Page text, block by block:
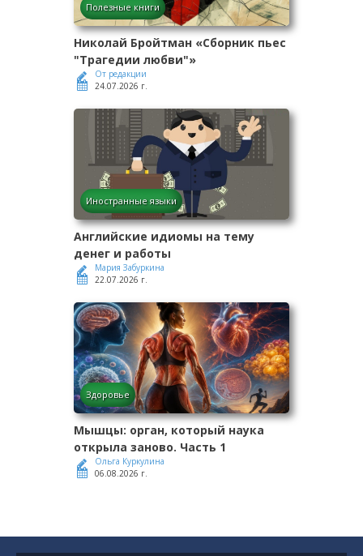
Полезные книги
Николай Бройтман «Сборник пьес
"Трагедии любви"»
От редакции
24.07.2026 г.
Иностранные языки
Английские идиомы на тему
денег и работы
Мария Забуркина
22.07.2026 г.
Здоровье
Мышцы: орган, который наука
открыла заново. Часть 1
Ольга Куркулина
06.08.2026 г.